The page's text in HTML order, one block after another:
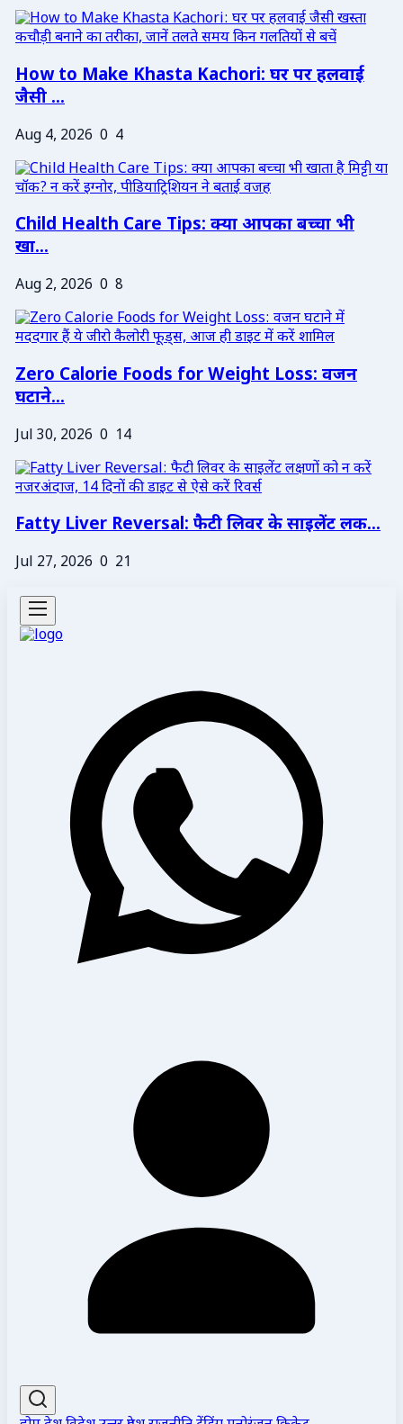
How to Make Khasta Kachori: घर पर हलवाई
जैसी ...
Aug 4, 2026 0 4
Child Health Care Tips: क्या आपका बच्चा भी
खा...
Aug 2, 2026 0 8
Zero Calorie Foods for Weight Loss: वजन
घटाने...
Jul 30, 2026 0 14
Fatty Liver Reversal: फैटी लिवर के साइलेंट लक...
Jul 27, 2026 0 21